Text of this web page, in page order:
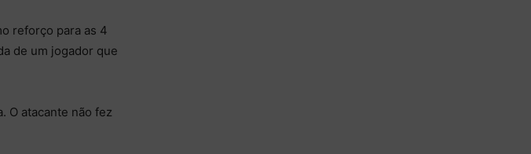
reforço para as 4
de um jogador que
O atacante não fez